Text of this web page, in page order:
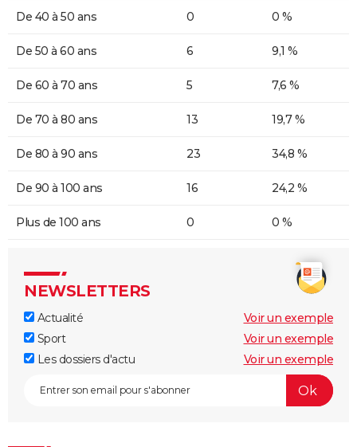
De 40 à 50 ans 0 0 %
De 50 à 60 ans 6 9,1 %
De 60 à 70 ans 5 7,6 %
De 70 à 80 ans 13 19,7 %
De 80 à 90 ans 23 34,8 %
De 90 à 100 ans 16 24,2 %
Plus de 100 ans 0 0 %
NEWSLETTERS
Actualité
Voir un exemple
Sport
Voir un exemple
Les dossiers d'actu
Voir un exemple